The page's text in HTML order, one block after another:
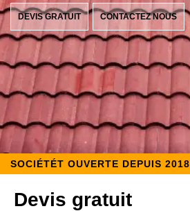
DEVIS GRATUIT CONTACTEZ NOUS
SOCIÉTÉT OUVERTE DEPUIS 2018
Devis gratuit